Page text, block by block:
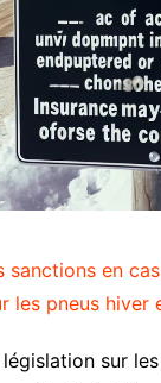
sanctions en
les pneus hiver
sur